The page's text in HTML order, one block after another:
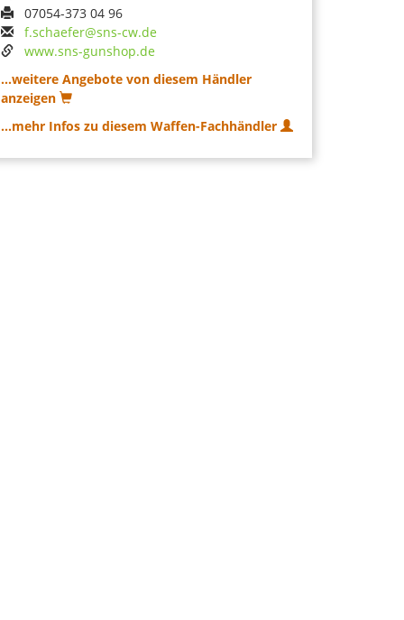
07054-373 04 96
f.schaefer@sns-cw.de
www.sns-gunshop.de
...weitere Angebote von diesem Händler
anzeigen
...mehr Infos zu diesem Waffen-Fachhändler